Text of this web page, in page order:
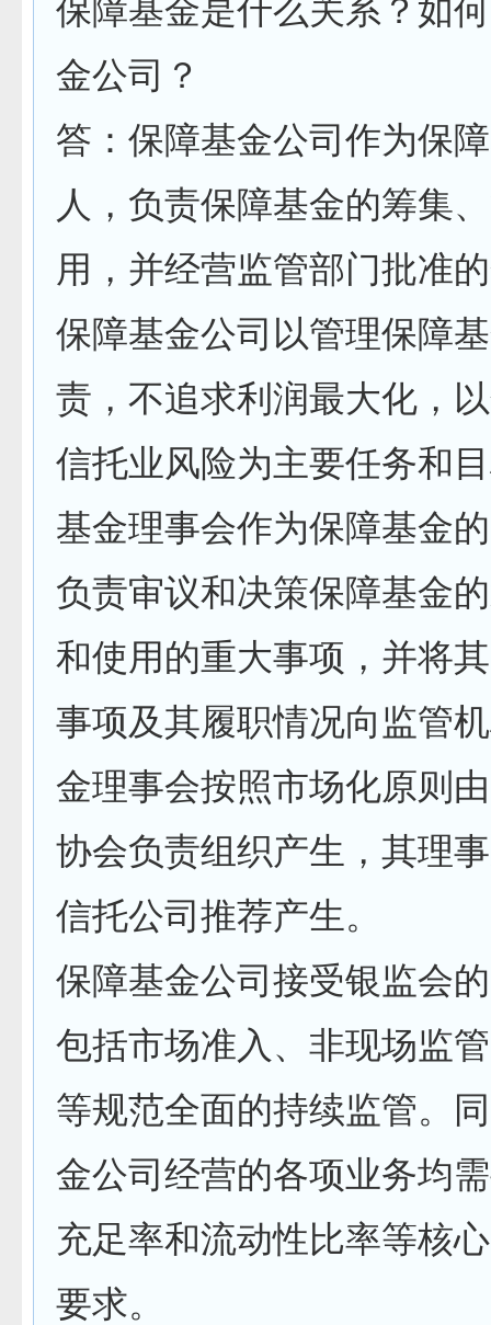
保障基金是什么关系？如
金公司？
答：保障基金公司作为保
人，负责保障基金的筹集
用，并经营监管部门批准
保障基金公司以管理保障
责，不追求利润最大化，
信托业风险为主要任务和
基金理事会作为保障基金
负责审议和决策保障基金
和使用的重大事项，并将
事项及其履职情况向监管
金理事会按照市场化原则
协会负责组织产生，其理
信托公司推荐产生。
保障基金公司接受银监会
包括市场准入、非现场监
等规范全面的持续监管。
金公司经营的各项业务均
充足率和流动性比率等核
要求。